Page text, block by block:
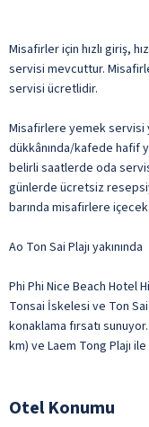
Misafirler için hızlı giriş,
servisi mevcuttur.
servisi ücretlidir.
Misafirlere yemek servisi
dükkânında/kafede hafif
belirli saatlerde oda
günlerde ücretsiz
barında misafirlere
Ao Ton Sai Plajı yakınında
Phi Phi Nice Beach Hotel
Tonsai İskelesi ve Ton
konaklama fırsatı
km) ve Laem Tong Plajı
Otel Konumu